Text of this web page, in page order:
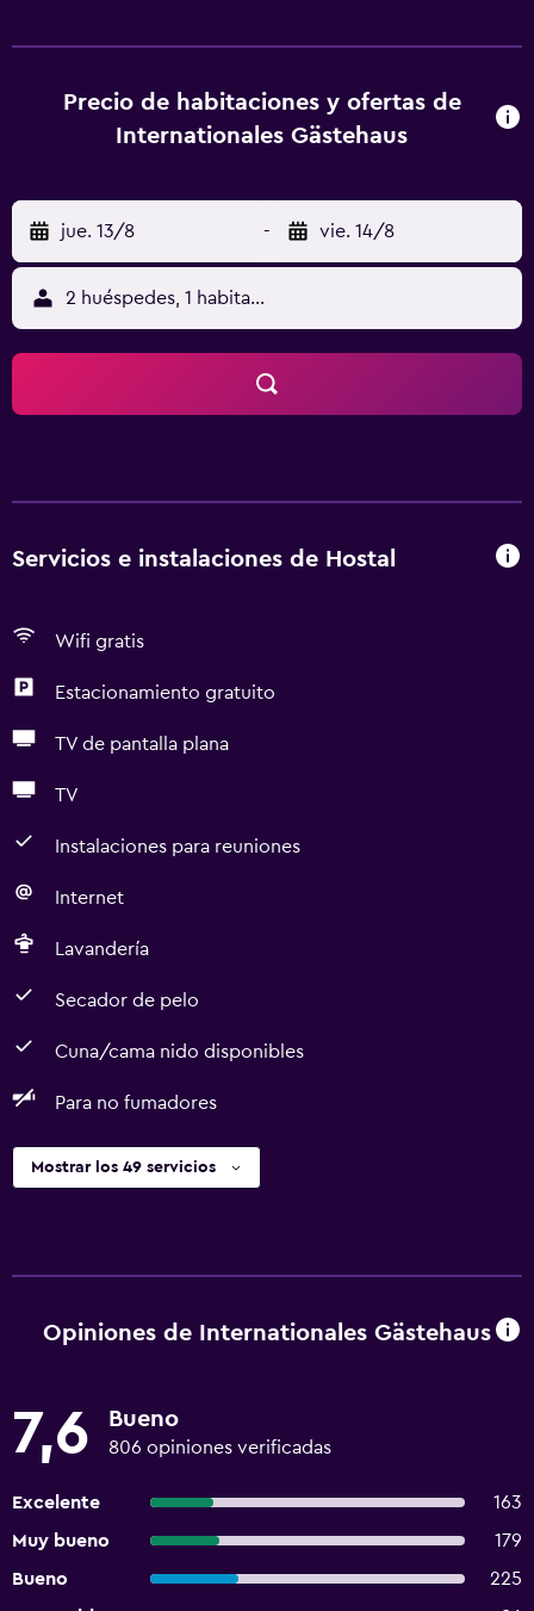
disponible de forma gratuita.
Precio de habitaciones y ofertas de
Internationales Gästehaus
jue. 13/8 - vie. 14/8
2 huéspedes, 1 habitación
Servicios e instalaciones de Hostal
Wifi gratis
Estacionamiento gratuito
TV de pantalla plana
TV
Instalaciones para reuniones
Internet
Lavandería
Secador de pelo
Cuna/cama nido disponibles
Para no fumadores
Mostrar los 49 servicios
Opiniones de Internationales Gästehaus
7,6 Bueno
806 opiniones verificadas
Excelente
163
Muy bueno
179
Bueno
225